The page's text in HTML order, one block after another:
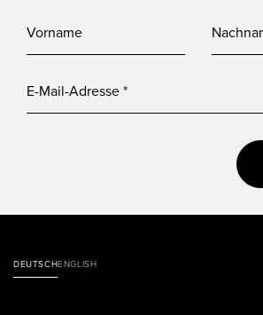
DEUTSCHENGLISH